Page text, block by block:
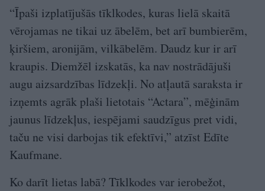
“Īpaši izplatījušās tīklkodes, kuras lielā skaitā
vērojamas ne tikai uz ābelēm, bet arī bumbierēm,
ķiršiem, aronijām, vilkābelēm. Daudz kur ir arī
kraupis. Diemžēl izskatās, ka nav nostrādājuši
augu aizsardzības līdzekļi. No atļautā saraksta ir
izņemts agrāk plaši lietotais “Actara”, mēģinām
jaunus līdzekļus, iespējami saudzīgus pret vidi,
taču ne visi darbojas tik efektīvi,” atzīst Edīte
Kaufmane.
Ko darīt lietas labā? Tīkl­kodes var ierobežot,